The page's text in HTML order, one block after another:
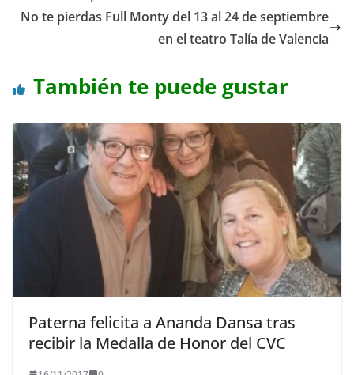
No te pierdas Full Monty del 13 al 24 de septiembre
en el teatro Talía de Valencia
También te puede gustar
Paterna felicita a Ananda Dansa tras
recibir la Medalla de Honor del CVC